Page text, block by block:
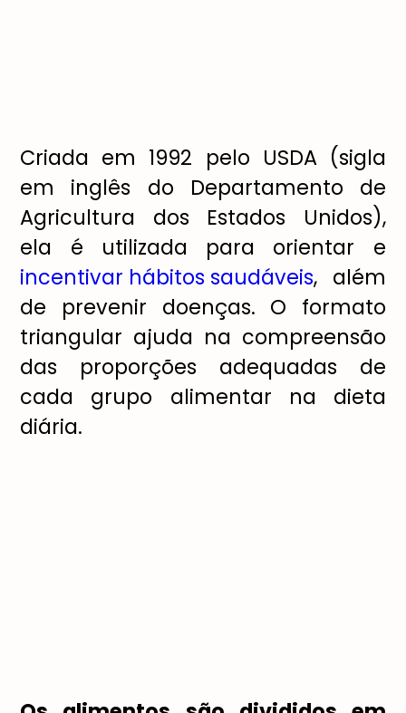
Criada em 1992 pelo USDA (sigla
em inglês do Departamento de
Agricultura dos Estados Unidos),
ela é utilizada para orientar e
incentivar hábitos saudáveis, além
de prevenir doenças. O formato
triangular ajuda na compreensão
das proporções adequadas de
cada grupo alimentar na dieta
diária.